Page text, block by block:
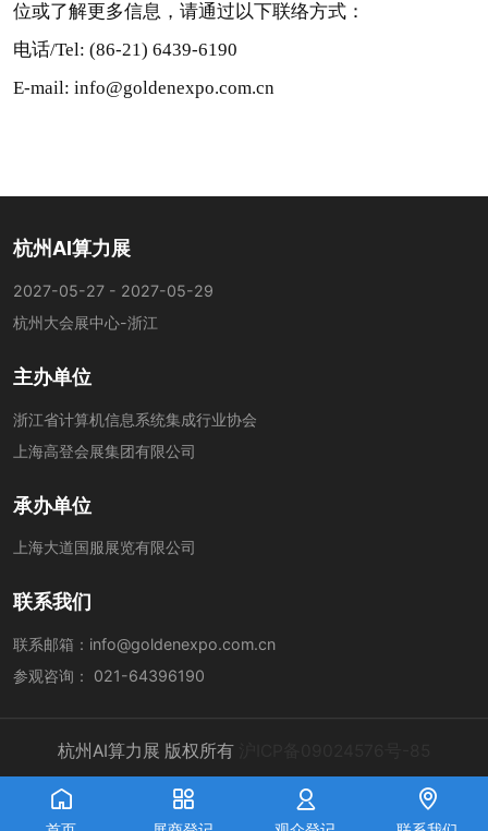
位或了解更多信息，请通过以下联络方式：
电话/Tel: (86-21) 6439-6190
E-mail: info@goldenexpo.com.cn
杭州AI算力展
2027-05-27 - 2027-05-29
杭州大会展中心-浙江
主办单位
浙江省计算机信息系统集成行业协会
上海高登会展集团有限公司
承办单位
上海大道国服展览有限公司
联系我们
联系邮箱： info@goldenexpo.com.cn
参观咨询：
021-64396190
杭州AI算力展 版权所有
   